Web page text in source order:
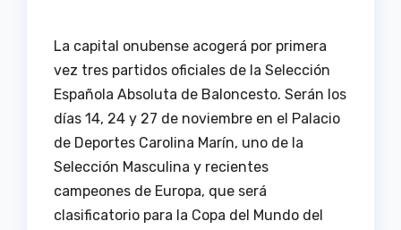
La capital onubense acogerá por primera
vez tres partidos oficiales de la Selección
Española Absoluta de Baloncesto. Serán los
días 14, 24 y 27 de noviembre en el Palacio
de Deportes Carolina Marín, uno de la
Selección Masculina y recientes
campeones de Europa, que será
clasificatorio para la Copa del Mundo del